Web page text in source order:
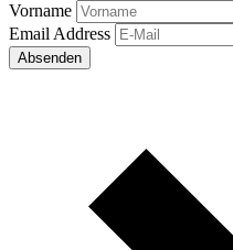
Vorname
Email Address